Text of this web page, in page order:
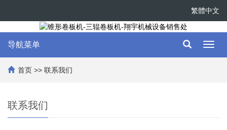
繁體中文
导航菜单
首页 >> 联系我们
联系我们